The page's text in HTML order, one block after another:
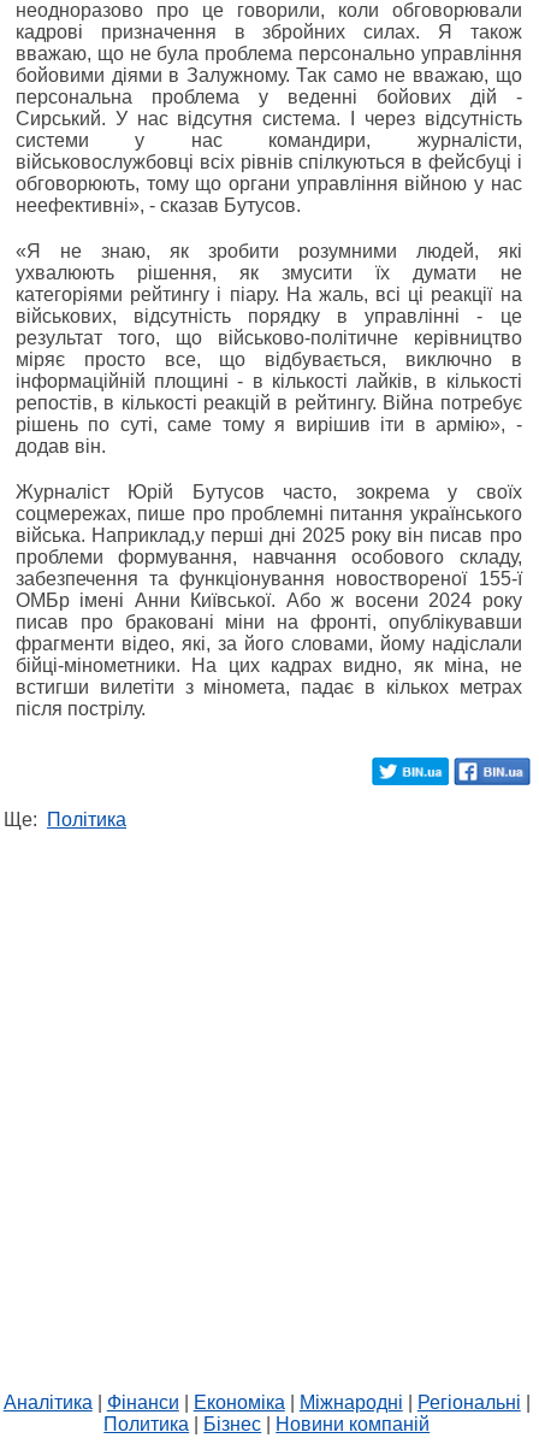
неодноразово про це говорили, коли обговорювали
кадрові призначення в збройних силах. Я також
вважаю, що не була проблема персонально управління
бойовими діями в Залужному. Так само не вважаю, що
персональна проблема у веденні бойових дій -
Сирський. У нас відсутня система. І через відсутність
системи у нас командири, журналісти,
військовослужбовці всіх рівнів спілкуються в фейсбуці і
обговорюють, тому що органи управління війною у нас
неефективні», - сказав Бутусов.
«Я не знаю, як зробити розумними людей, які
ухвалюють рішення, як змусити їх думати не
категоріями рейтингу і піару. На жаль, всі ці реакції на
військових, відсутність порядку в управлінні - це
результат того, що військово-політичне керівництво
міряє просто все, що відбувається, виключно в
інформаційній площині - в кількості лайків, в кількості
репостів, в кількості реакцій в рейтингу. Війна потребує
рішень по суті, саме тому я вирішив іти в армію», -
додав він.
Журналіст Юрій Бутусов часто, зокрема у своїх
соцмережах, пише про проблемні питання українського
війська. Наприклад,у перші дні 2025 року він писав про
проблеми формування, навчання особового складу,
забезпечення та функціонування новоствореної 155-ї
ОМБр імені Анни Київської. Або ж восени 2024 року
писав про браковані міни на фронті, опублікувавши
фрагменти відео, які, за його словами, йому надіслали
бійці-мінометники. На цих кадрах видно, як міна, не
встигши вилетіти з міномета, падає в кількох метрах
після пострілу.
Ще: Політика
Аналітика Фінанси Економіка Міжнародні Регіональні
Политика
Бізнес Новини компаній